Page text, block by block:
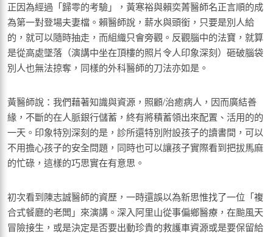
正因為經過「歸零的考驗」，黃寒裕與賴奕菁醫師名正言順的成
為第一對登場夫妻檔。賴醫師說，薪水與頭銜，只要是別人給
的，就可以隨時抽走，而組織只會旁觀。反觀腦中的法寶，就算
是從高處墜落（演講中坐在頂樓的照片令人印象深刻）砸破腦袋
別人也無法掠奪，同樣的外科醫師的刀法亦如是。
黃醫師說：我們藉著知識與資源，照顧/治癒病人，因而廣結善
緣，不斷的在人脈銀行儲蓄，終有將積蓄領出來配置、活用的的
一天。印象特別深刻的是，診所還特別附設孩子的讀書間，可以
不用擔心孩子的安全問題，同時也可以讓孩子實際看到把拔馬麻
的忙碌，這樣的巧思實在有意思。
初次看到陳志誠醫師的資歷，一時還誤以為新思惟找了一位「複
合式餐廳的老闆」來演講。深入阿里山從事偏鄉醫療，在颱風天
冒險接生，或是決定是否要出動珍貴的救護車資源或是要保留給